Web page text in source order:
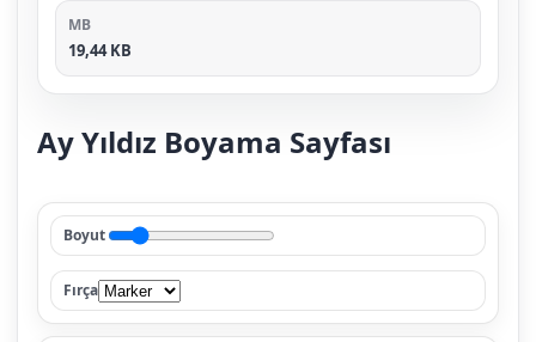
MB
19,44 KB
Ay Yıldız Boyama Sayfası
Boyut
Fırça